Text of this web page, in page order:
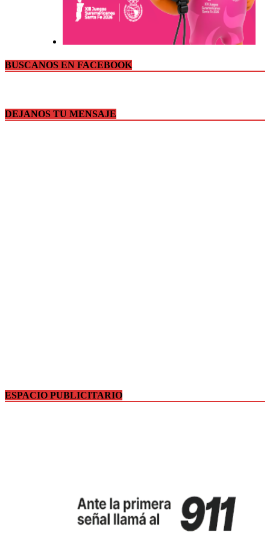
BUSCANOS EN FACEBOOK
DEJANOS TU MENSAJE
ESPACIO PUBLICITARIO